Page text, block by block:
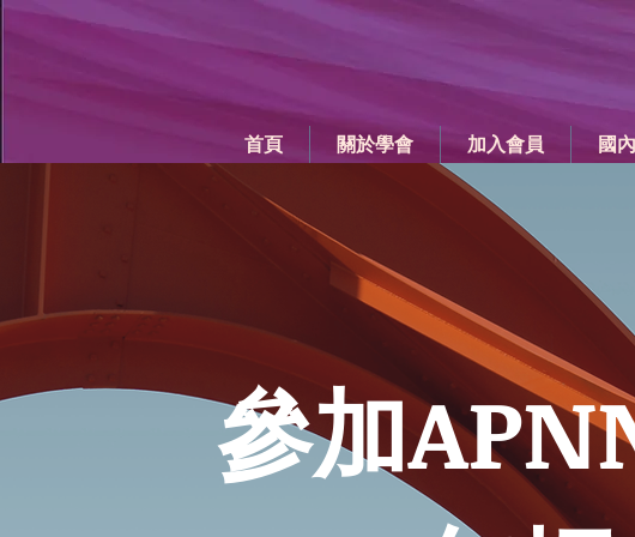
首頁 關於學會 加入會員 國
參加